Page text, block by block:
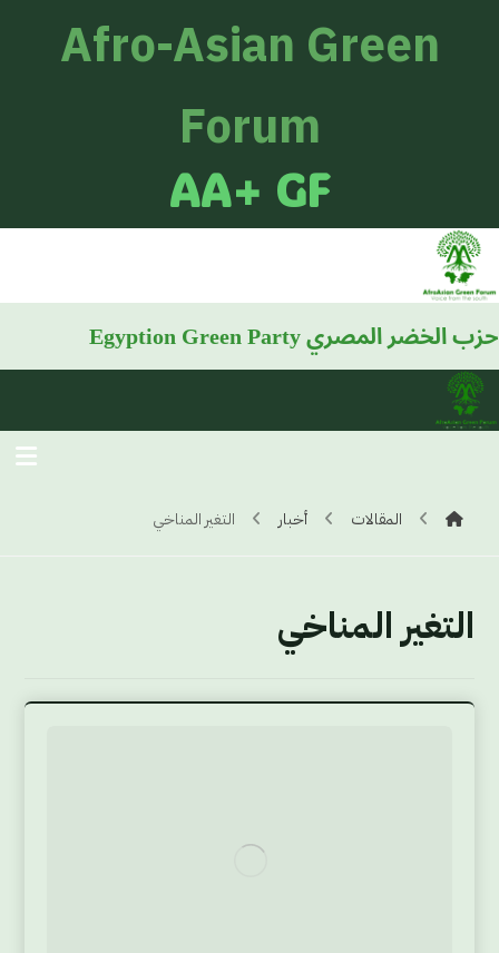
Afro-Asian Green
Forum
AA+ GF
حزب الخضر المصري
المقالات أخبار التغير المناخي
التغير المناخي